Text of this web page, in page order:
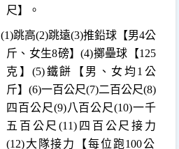
尺】。
(1)跳高(2)跳遠(3)推鉛球【男4公
斤、女生8磅】(4)擲壘球【125
克 】(5)鐵餅【男、女均 1 公
斤】 (6)一百公尺(7)二百公尺(8)
四百公尺(9)八百公尺(10)一千
五百公尺(11) 四百公尺接力
(12)大隊接力【每位跑100公